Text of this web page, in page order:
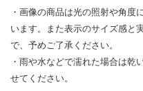
・画像の商品は光の照射や角度
います。また表示のサイズ感と
で、予めご了承ください。
・雨や水などで濡れた場合は乾
せてください。